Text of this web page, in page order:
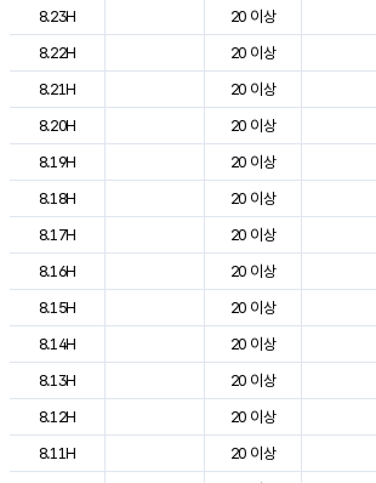
8.23H
20 이상
8.22H
20 이상
8.21H
20 이상
8.20H
20 이상
8.19H
20 이상
8.18H
20 이상
8.17H
20 이상
8.16H
20 이상
8.15H
20 이상
8.14H
20 이상
8.13H
20 이상
8.12H
20 이상
8.11H
20 이상